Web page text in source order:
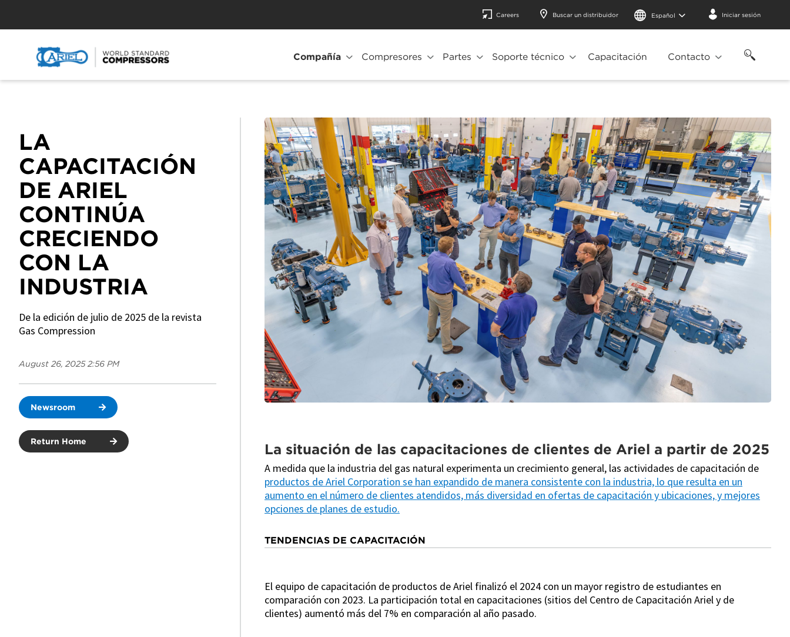
Careers Buscar un distribuidor Español Iniciar sesión
Compañía Compresores Partes Soporte técnico Capacitación Contacto
LA
CAPACITACIÓN
DE ARIEL
CONTINÚA
CRECIENDO
CON LA
INDUSTRIA
De la edición de julio de 2025 de la revista
Gas Compression
August 26, 2025 2:56 PM
Newsroom
Return Home La situación de las capacitaciones de clientes de Ariel a partir de 2025
A medida que la industria del gas natural experimenta un crecimiento general, las actividades de capacitación de
productos de Ariel Corporation se han expandido de manera consistente con la industria, lo que resulta en un
aumento en el número de clientes atendidos, más diversidad en ofertas de capacitación y ubicaciones, y mejores
opciones de planes de estudio.
TENDENCIAS DE CAPACITACIÓN
El equipo de capacitación de productos de Ariel finalizó el 2024 con un mayor registro de estudiantes en
comparación con 2023. La participación total en capacitaciones (sitios del Centro de Capacitación Ariel y de
clientes) aumentó más del 7% en comparación al año pasado.